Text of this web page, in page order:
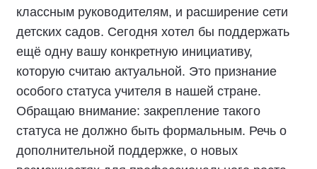
классным руководителям, и расширение сети
детских садов. Сегодня хотел бы поддержать
ещё одну вашу конкретную инициативу,
которую считаю актуальной. Это признание
особого статуса учителя в нашей стране.
Обращаю внимание: закрепление такого
статуса не должно быть формальным. Речь о
дополнительной поддержке, о новых